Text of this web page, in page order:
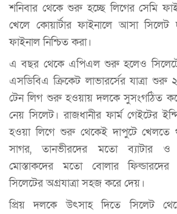
শনিবার থেকে শুরু হচ্ছে লিগের সেমি
খেলে কোয়ার্টার ফাইনালে আসা
ফাইনাল নিশ্চিত করা।
এ বছর থেকে এপিএল শুরু হলেও
এসডিবিএ ক্রিকেট লাভারর্সের যাত্রা
টেন লিগ শুরু হওয়ায় দলকে সুসংগঠিত
নেয় সিলেট। রাজধানীর ফার্ম গেইটের
হওয়া লিগে শুরু থেকেই দাপুটে খেলতে
সাগর, তানভীরদের মতো ব্যাটার
মোস্তাকদের মতো বোলার ফিল্ডারদের
সিলেটের অগ্রযাত্রা সহজ করে দেয়।
প্রিয় দলকে উৎসাহ দিতে সিলেট